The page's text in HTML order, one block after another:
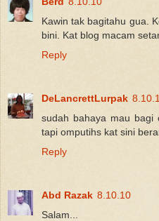
Kawin tak bagitahu gua.
bini. Kat blog macam
Reply
DeLancrettLurpak
sudah bahaya mau bagi
tapi omputihs kat sini
Reply
Abd Razak 8.10.10
Salam...